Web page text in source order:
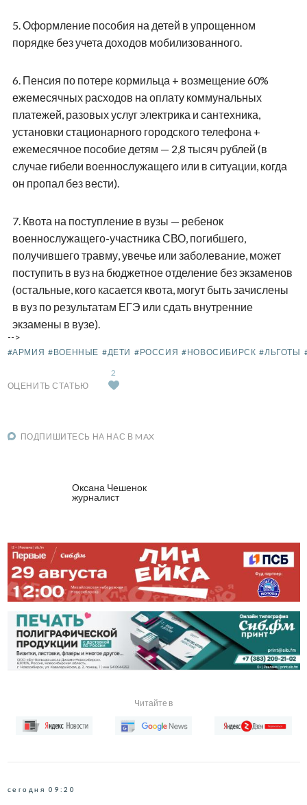
5. Оформление пособия на детей в упрощенном
порядке без учета доходов мобилизованного.
6. Пенсия по потере кормильца + возмещение 60%
ежемесячных расходов на оплату коммунальных
платежей, разовых услуг электрика и сантехника,
установки стационарного городского телефона +
ежемесячное пособие детям — 2,8 тысяч рублей (в
случае гибели военнослужащего или в ситуации, когда
он пропал без вести).
7. Квота на поступление в вузы — ребенок
военнослужащего-участника СВО, погибшего,
получившего травму, увечье или заболевание, может
поступить в вуз на бюджетное отделение без экзаменов
(остальные, кого касается квота, могут быть зачислены
в вуз по результатам ЕГЭ или сдать внутренние
экзамены в вузе).
-->
#АРМИЯ #ВОЕННЫЕ #ДЕТИ #РОССИЯ #НОВОСИБИРСК #ЛЬГОТЫ
ОЦЕНИТЬ СТАТЬЮ
2
ПОДПИШИТЕСЬ НА НАС В MAX
Оксана Чешенок
журналист
Читайте в
сегодня 09:20